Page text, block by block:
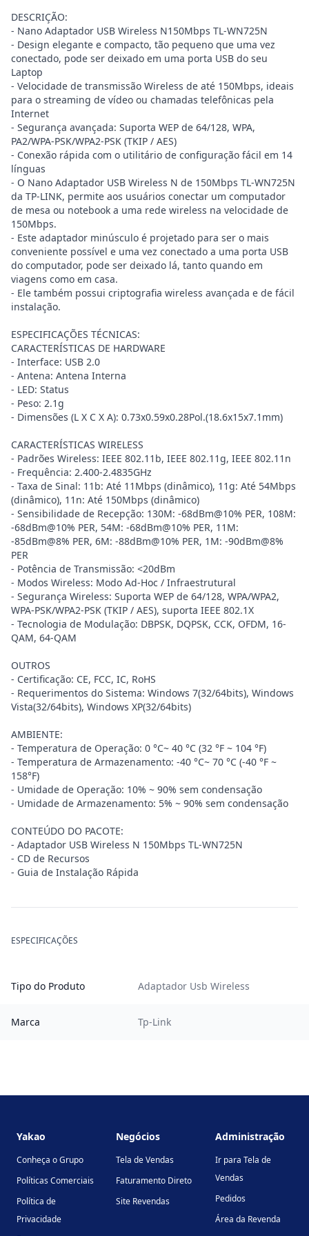
DESCRIÇÃO:
- Nano Adaptador USB Wireless N150Mbps TL-WN725N
- Design elegante e compacto, tão pequeno que uma vez
conectado, pode ser deixado em uma porta USB do seu
Laptop
- Velocidade de transmissão Wireless de até 150Mbps, ideais
para o streaming de vídeo ou chamadas telefônicas pela
Internet
- Segurança avançada: Suporta WEP de 64/128, WPA,
PA2/WPA-PSK/WPA2-PSK (TKIP / AES)
- Conexão rápida com o utilitário de configuração fácil em 14
línguas
- O Nano Adaptador USB Wireless N de 150Mbps TL-WN725N
da TP-LINK, permite aos usuários conectar um computador
de mesa ou notebook a uma rede wireless na velocidade de
150Mbps.
- Este adaptador minúsculo é projetado para ser o mais
conveniente possível e uma vez conectado a uma porta USB
do computador, pode ser deixado lá, tanto quando em
viagens como em casa.
- Ele também possui criptografia wireless avançada e de fácil
instalação.
ESPECIFICAÇÕES TÉCNICAS:
CARACTERÍSTICAS DE HARDWARE
- Interface: USB 2.0
- Antena: Antena Interna
- LED: Status
- Peso: 2.1g
- Dimensões (L X C X A): 0.73x0.59x0.28Pol.(18.6x15x7.1mm)
CARACTERÍSTICAS WIRELESS
- Padrões Wireless: IEEE 802.11b, IEEE 802.11g, IEEE 802.11n
- Frequência: 2.400-2.4835GHz
- Taxa de Sinal: 11b: Até 11Mbps (dinâmico), 11g: Até 54Mbps
(dinâmico), 11n: Até 150Mbps (dinâmico)
- Sensibilidade de Recepção: 130M: -68dBm@10% PER, 108M:
-68dBm@10% PER, 54M: -68dBm@10% PER, 11M:
-85dBm@8% PER, 6M: -88dBm@10% PER, 1M: -90dBm@8%
PER
- Potência de Transmissão: <20dBm
- Modos Wireless: Modo Ad-Hoc / Infraestrutural
- Segurança Wireless: Suporta WEP de 64/128, WPA/WPA2,
WPA-PSK/WPA2-PSK (TKIP / AES), suporta IEEE 802.1X
- Tecnologia de Modulação: DBPSK, DQPSK, CCK, OFDM, 16-
QAM, 64-QAM
OUTROS
- Certificação: CE, FCC, IC, RoHS
- Requerimentos do Sistema: Windows 7(32/64bits), Windows
Vista(32/64bits), Windows XP(32/64bits)
AMBIENTE:
- Temperatura de Operação: 0 °C~ 40 °C (32 °F ~ 104 °F)
- Temperatura de Armazenamento: -40 °C~ 70 °C (-40 °F ~
158°F)
- Umidade de Operação: 10% ~ 90% sem condensação
- Umidade de Armazenamento: 5% ~ 90% sem condensação
CONTEÚDO DO PACOTE:
- Adaptador USB Wireless N 150Mbps TL-WN725N
- CD de Recursos
- Guia de Instalação Rápida
ESPECIFICAÇÕES
Tipo do Produto Adaptador Usb Wireless
Marca Tp-Link
Yakao
Conheça o Grupo
Políticas Comerciais
Política de
Privacidade
Negócios
Tela de Vendas
Faturamento Direto
Site Revendas
Administração
Ir para Tela de
Vendas
Pedidos
Área da Revenda